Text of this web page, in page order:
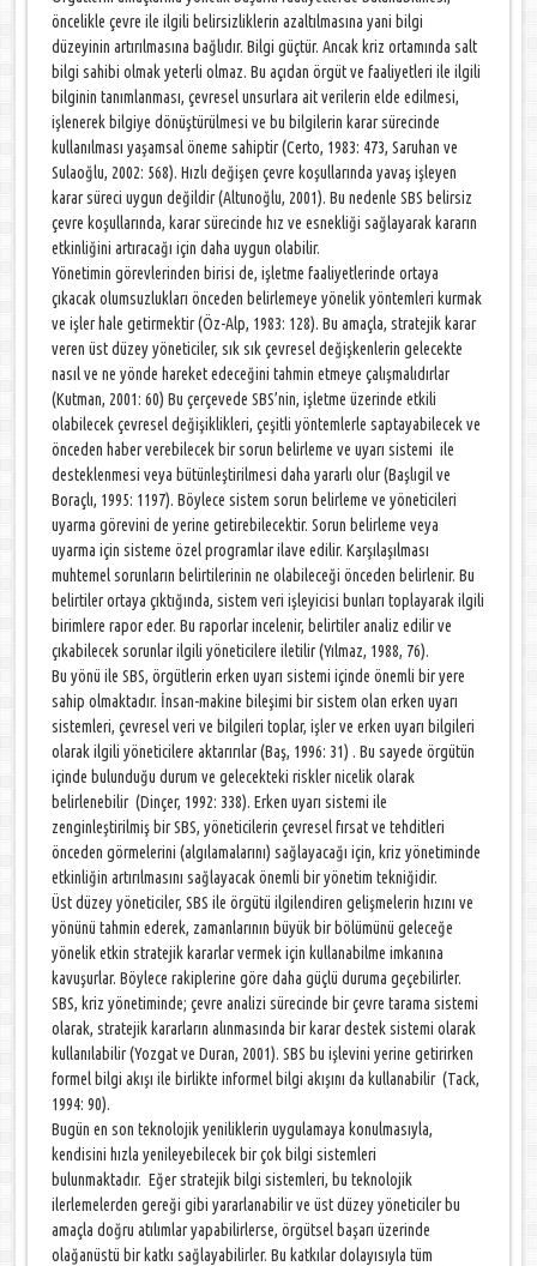
öncelikle çevre ile ilgili belirsizliklerin azaltılmasına yani bilgi
düzeyinin artırılmasına bağlıdır. Bilgi güçtür. Ancak kriz ortamında salt
bilgi sahibi olmak yeterli olmaz. Bu açıdan örgüt ve faaliyetleri ile ilgili
bilginin tanımlanması, çevresel unsurlara ait verilerin elde edilmesi,
işlenerek bilgiye dönüştürülmesi ve bu bilgilerin karar sürecinde
kullanılması yaşamsal öneme sahiptir (Certo, 1983: 473, Saruhan ve
Sulaoğlu, 2002: 568). Hızlı değişen çevre koşullarında yavaş işleyen
karar süreci uygun değildir (Altunoğlu, 2001). Bu nedenle SBS belirsiz
çevre koşullarında, karar sürecinde hız ve esnekliği sağlayarak kararın
etkinliğini artıracağı için daha uygun olabilir.
Yönetimin görevlerinden birisi de, işletme faaliyetlerinde ortaya
çıkacak olumsuzlukları önceden belirlemeye yönelik yöntemleri kurmak
ve işler hale getirmektir (Öz-Alp, 1983: 128). Bu amaçla, stratejik karar
veren üst düzey yöneticiler, sık sık çevresel değişkenlerin gelecekte
nasıl ve ne yönde hareket edeceğini tahmin etmeye çalışmalıdırlar
(Kutman, 2001: 60) Bu çerçevede SBS’nin, işletme üzerinde etkili
olabilecek çevresel değişiklikleri, çeşitli yöntemlerle saptayabilecek ve
önceden haber verebilecek bir sorun belirleme ve uyarı sistemi ile
desteklenmesi veya bütünleştirilmesi daha yararlı olur (Başlıgil ve
Boraçlı, 1995: 1197). Böylece sistem sorun belirleme ve yöneticileri
uyarma görevini de yerine getirebilecektir. Sorun belirleme veya
uyarma için sisteme özel programlar ilave edilir. Karşılaşılması
muhtemel sorunların belirtilerinin ne olabileceği önceden belirlenir. Bu
belirtiler ortaya çıktığında, sistem veri işleyicisi bunları toplayarak ilgili
birimlere rapor eder. Bu raporlar incelenir, belirtiler analiz edilir ve
çıkabilecek sorunlar ilgili yöneticilere iletilir (Yılmaz, 1988, 76).
Bu yönü ile SBS, örgütlerin erken uyarı sistemi içinde önemli bir yere
sahip olmaktadır. İnsan-makine bileşimi bir sistem olan erken uyarı
sistemleri, çevresel veri ve bilgileri toplar, işler ve erken uyarı bilgileri
olarak ilgili yöneticilere aktarırılar (Baş, 1996: 31) . Bu sayede örgütün
içinde bulunduğu durum ve gelecekteki riskler nicelik olarak
belirlenebilir (Dinçer, 1992: 338). Erken uyarı sistemi ile
zenginleştirilmiş bir SBS, yöneticilerin çevresel fırsat ve tehditleri
önceden görmelerini (algılamalarını) sağlayacağı için, kriz yönetiminde
etkinliğin artırılmasını sağlayacak önemli bir yönetim tekniğidir.
Üst düzey yöneticiler, SBS ile örgütü ilgilendiren gelişmelerin hızını ve
yönünü tahmin ederek, zamanlarının büyük bir bölümünü geleceğe
yönelik etkin stratejik kararlar vermek için kullanabilme imkanına
kavuşurlar. Böylece rakiplerine göre daha güçlü duruma geçebilirler.
SBS, kriz yönetiminde; çevre analizi sürecinde bir çevre tarama sistemi
olarak, stratejik kararların alınmasında bir karar destek sistemi olarak
kullanılabilir (Yozgat ve Duran, 2001). SBS bu işlevini yerine getirirken
formel bilgi akışı ile birlikte informel bilgi akışını da kullanabilir (Tack,
1994: 90).
Bugün en son teknolojik yeniliklerin uygulamaya konulmasıyla,
kendisini hızla yenileyebilecek bir çok bilgi sistemleri
bulunmaktadır. Eğer stratejik bilgi sistemleri, bu teknolojik
ilerlemelerden gereği gibi yararlanabilir ve üst düzey yöneticiler bu
amaçla doğru atılımlar yapabilirlerse, örgütsel başarı üzerinde
olağanüstü bir katkı sağlayabilirler. Bu katkılar dolayısıyla tüm